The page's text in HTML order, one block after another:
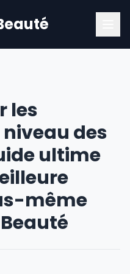
les
des
ultime
même